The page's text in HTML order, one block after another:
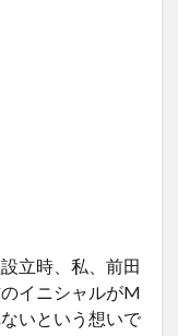
立時、私、前田
イニシャルがM
いという想いで